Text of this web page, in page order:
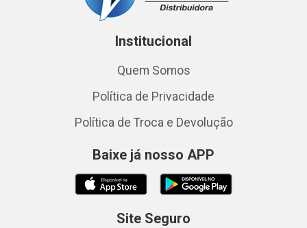
Institucional
Quem Somos
Política de Privacidade
Política de Troca e Devolução
Baixe já nosso APP
Site Seguro